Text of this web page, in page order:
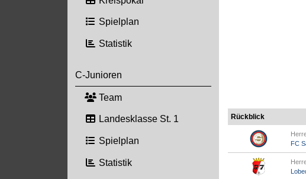
Spielplan
Statistik
C-Junioren
Team
Landesklasse St. 1
Spielplan
Statistik
Rückblick
FC